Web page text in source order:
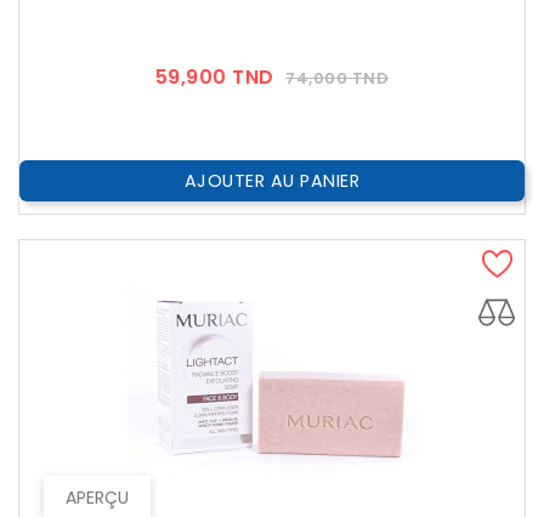
59,900 TND Prix
74,000 TNDPrix
AJOUTER AU PANIER
APERÇU